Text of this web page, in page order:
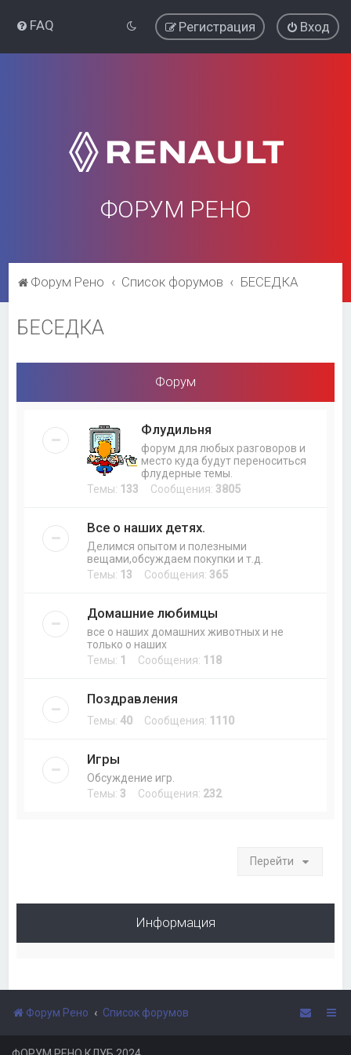
FAQ Вход
Регистрация
ФОРУМ РЕНО
Форум Рено Список форумов БЕСЕДКА
БЕСЕДКА
Форум
Флудильня
форум для любых разговоров и
место куда будут переноситься
флудерные темы.
Темы: 133 Сообщения: 3805
Все о наших детях.
Делимся опытом и полезными
вещами,обсуждаем покупки и т.д.
Темы: 13 Сообщения: 365
Домашние любимцы
все о наших домашних животных и не
только о наших
Темы: 1 Сообщения: 118
Поздравления
Темы:40 Сообщения: 1110
Игры
Обсуждение игр.
Темы: 3 Сообщения: 232
Перейти
Информация
Форум Рено Список форумов